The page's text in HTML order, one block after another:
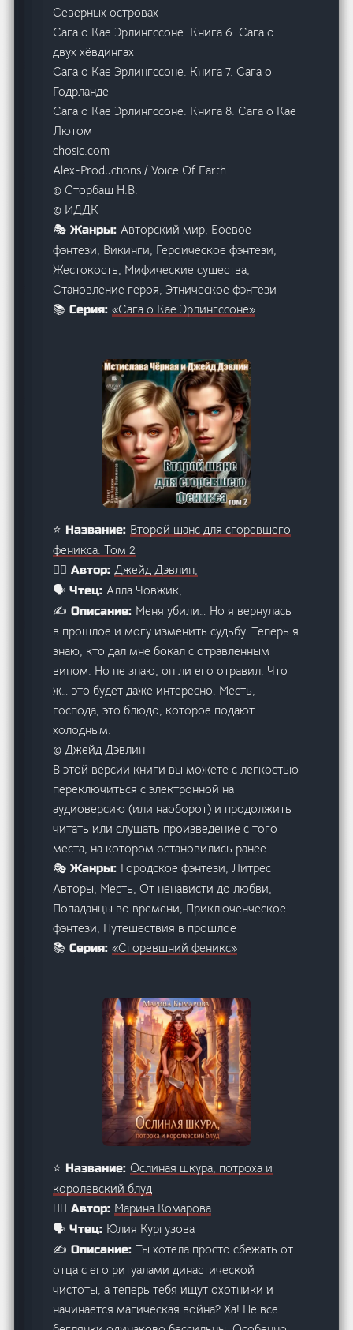
Северных островах
Сага о Кае Эрлингссоне. Книга 6. Сага о
двух хёвдингах
Сага о Кае Эрлингссоне. Книга 7. Сага о
Годрланде
Сага о Кае Эрлингссоне. Книга 8. Сага о Кае
Лютом
chosic.com
Alex-Productions / Voice Of Earth
© Сторбаш Н.В.
© ИДДК
🎭 Жанры:Авторский мир, Боевое
фэнтези, Викинги, Героическое фэнтези,
Жестокость, Мифические существа,
Становление героя, Этническое фэнтези
📚 Серия:«Сага о Кае Эрлингссоне»
⭐ Название: Второй шанс для сгоревшего
феникса. Том 2
🙋‍♂️ Автор:Джейд Дэвлин,
🗣️ Чтец:Алла Човжик,
✍️ Описание: Меня убили… Но я вернулась
в прошлое и могу изменить судьбу. Теперь я
знаю, кто дал мне бокал с отравленным
вином. Но не знаю, он ли его отравил. Что
ж… это будет даже интересно. Месть,
господа, это блюдо, которое подают
холодным.
© Джейд Дэвлин
В этой версии книги вы можете с легкостью
переключиться с электронной на
аудиоверсию (или наоборот) и продолжить
читать или слушать произведение с того
места, на котором остановились ранее.
🎭 Жанры: Городское фэнтези, Литрес
Авторы, Месть, От ненависти до любви,
Попаданцы во времени, Приключенческое
фэнтези, Путешествия в прошлое
📚 Серия:«Сгоревшний феникс»
⭐ Название:Ослиная шкура, потроха и
королевский блуд
🙋‍♂️ Автор: Марина Комарова
🗣️ Чтец: Юлия Кургузова
✍️ Описание:Ты хотела просто сбежать от
отца с его ритуалами династической
чистоты, а теперь тебя ищут охотники и
начинается магическая война? Ха! Не все